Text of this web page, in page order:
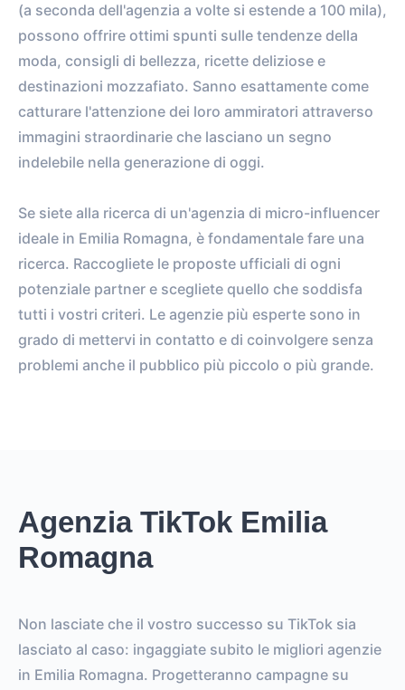
(a seconda dell'agenzia a volte si estende a 100 mila),
possono offrire ottimi spunti sulle tendenze della
moda, consigli di bellezza, ricette deliziose e
destinazioni mozzafiato. Sanno esattamente come
catturare l'attenzione dei loro ammiratori attraverso
immagini straordinarie che lasciano un segno
indelebile nella generazione di oggi.
Se siete alla ricerca di un'agenzia di micro-influencer
ideale in Emilia Romagna, è fondamentale fare una
ricerca. Raccogliete le proposte ufficiali di ogni
potenziale partner e scegliete quello che soddisfa
tutti i vostri criteri. Le agenzie più esperte sono in
grado di mettervi in contatto e di coinvolgere senza
problemi anche il pubblico più piccolo o più grande.
Agenzia TikTok Emilia
Romagna
Non lasciate che il vostro successo su TikTok sia
lasciato al caso: ingaggiate subito le migliori agenzie
in Emilia Romagna. Progetteranno campagne su